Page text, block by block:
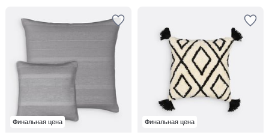
Финальная цена Финальная цена